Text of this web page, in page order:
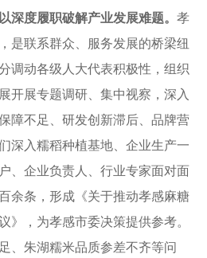
深度履职破解产业发展难题。 孝
是联系群众、服务发展的桥梁纽
调动各级人大代表积极性，组织
开展专题调研、集中视察，深入
障不足、研发创新滞后、品牌营
深入糯稻种植基地、企业生产一
、企业负责人、行业专家面对面
余条，形成《关于推动孝感麻糖
》，为孝感市委决策提供参考。
、朱湖糯米品质参差不齐等问